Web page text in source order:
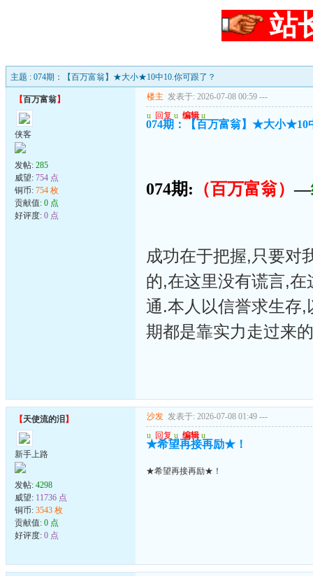
站
主题 : 074期：【百万富翁】★大小★10中10.你可跟了？
【百万富翁】
侠客
发帖: 285
威望: 754 点
铜币: 754 枚
贡献值: 0 点
好评度: 0 点
楼主 发表于: 2026-07-08 00:59 ---
u 回复 u 编辑 u
074期：【百万富翁】★大小★10
074期: （百万富翁）—
成功在于把握,只要对
的,在这里没有谎言,
通.本人以信誉求生存,
期都是靠实力走过来
【天使流的泪 】
新手上路
发帖: 4298
威望: 11736 点
铜币: 3543 枚
贡献值: 0 点
好评度: 0 点
沙发 发表于: 2026-07-08 01:49 ---
u 回复 u 编辑 u
★希望再接再励★！
★希望再接再励★！